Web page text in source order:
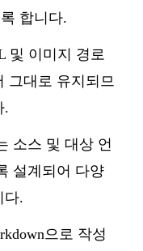
합니다.
및 이미지 경로
그대로 유지되므
.
소스 및 대상 언
설계되어 다양
다.
으로 작성